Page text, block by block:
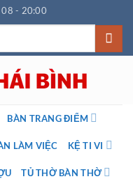
08 - 20:00
BÀN TRANG ĐIỂM
LÀM VIỆC KỆ TI VI
TỦ THỜ BÀN THỜ